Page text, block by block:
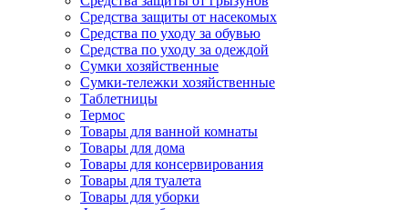
Средства защиты от насекомых
Средства по уходу за обувью
Средства по уходу за одеждой
Сумки хозяйственные
Сумки-тележки хозяйственные
Таблетницы
Термос
Товары для ванной комнаты
Товары для дома
Товары для консервирования
Товары для туалета
Товары для уборки